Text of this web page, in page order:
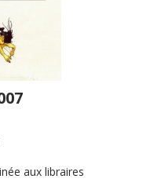
aux libraires